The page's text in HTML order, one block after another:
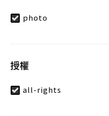
photo
授權
all-rights